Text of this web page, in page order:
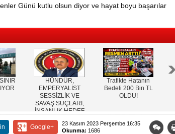
Günü kutlu olsun diyor ve hayat boyu başarılar
HÜNDÜR,
EMPERYALİST
SESSİZLİK VE
SAVAŞ SUÇLARI,
İNSANLIK HEDEF
ALINIYOR
Trafikte Hatanın
Bedeli 200 Bin TL
OLDU!
Google+
23 Kasım 2023 Perşembe 16:35
Okunma: 1686